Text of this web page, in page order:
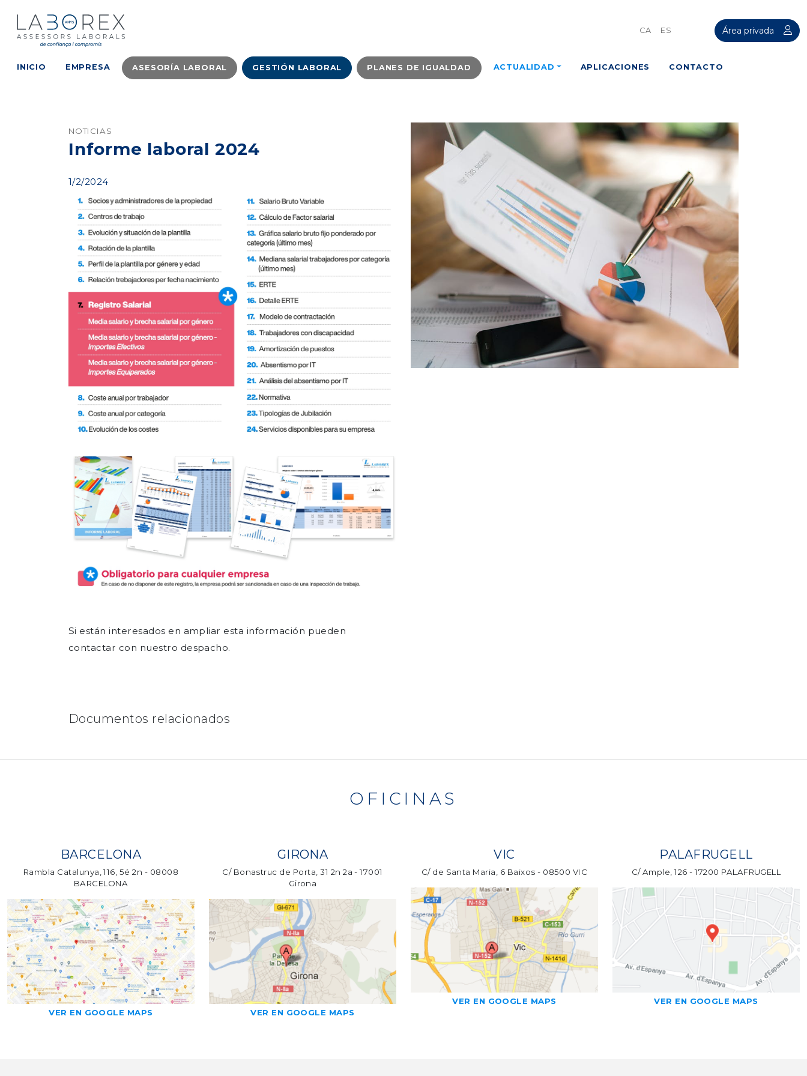
CA ES Área privada
INICIO EMPRESA ASESORÍA LABORAL GESTIÓN LABORAL PLANES DE IGUALDAD ACTUALIDAD APLICACIONES CONTACTO
NOTICIAS
Informe laboral 2024
1/2/2024
Si están interesados en ampliar esta información pueden
contactar con nuestro despacho.
Documentos relacionados
OFICINAS
BARCELONA
Rambla Catalunya, 116, 5é 2n - 08008
BARCELONA
VER EN GOOGLE MAPS
GIRONA
C/ Bonastruc de Porta, 31 2n 2a - 17001
Girona
VER EN GOOGLE MAPS
VIC
C/ de Santa Maria, 6 Baixos - 08500 VIC
VER EN GOOGLE MAPS
PALAFRUGELL
C/ Ample, 126 - 17200 PALAFRUGELL
VER EN GOOGLE MAPS